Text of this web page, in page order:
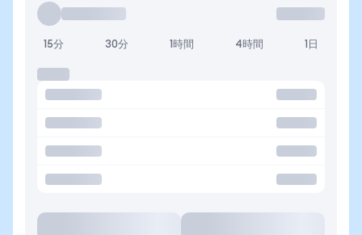
15分 30分 1時間 4時間 1日